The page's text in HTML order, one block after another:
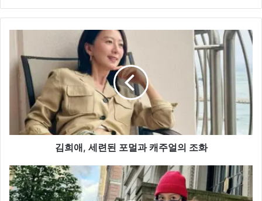
애,
세
과
얼
의
조
김희애, 세련된 포멀과 캐주얼의 조화
효
민
&